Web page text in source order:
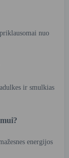
nuo
ir smulkias
energijos